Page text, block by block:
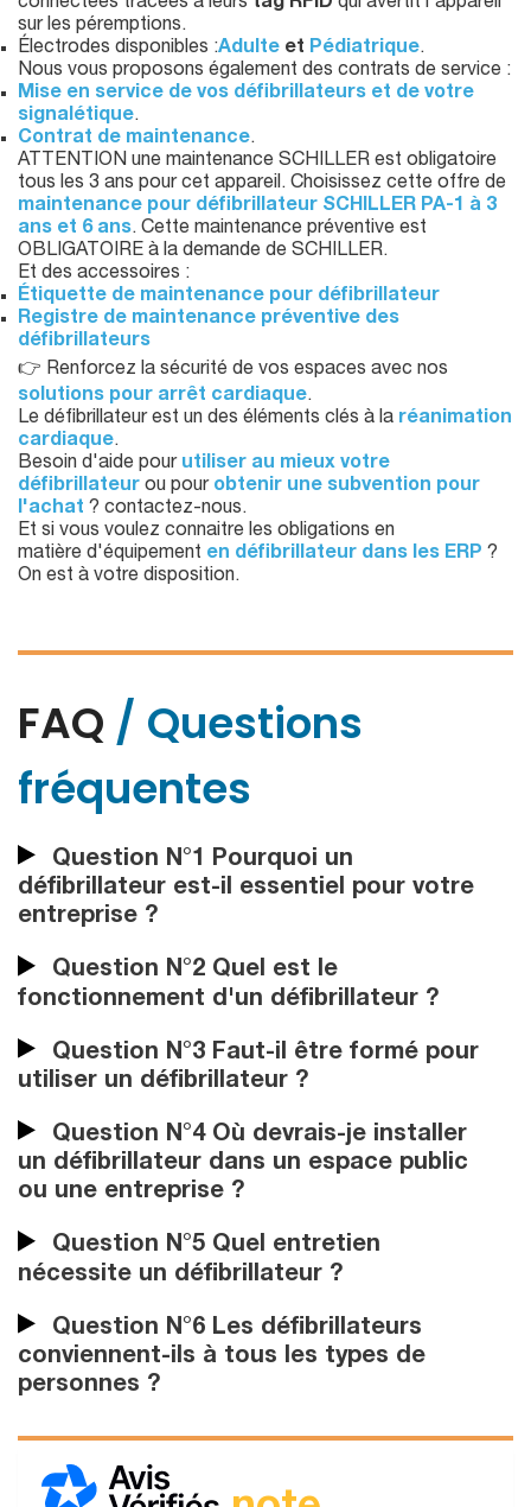
sur les péremptions.
Électrodes disponibles :Adulte et Pédiatrique.
Nous vous proposons également des contrats de service :
Mise en service de vos défibrillateurs et de votre
signalétique.
Contrat de maintenance.
ATTENTION une maintenance SCHILLER est obligatoire
tous les 3 ans pour cet appareil. Choisissez cette offre de
maintenance pour défibrillateur SCHILLER PA-1 à 3
ans et 6 ans. Cette maintenance préventive est
OBLIGATOIRE à la demande de SCHILLER.
Et des accessoires :
Étiquette de maintenance pour défibrillateur
Registre de maintenance préventive des
défibrillateurs
👉 Renforcez la sécurité de vos espaces avec nos
solutions pour arrêt cardiaque.
Le défibrillateur est un des éléments clés à la réanimation
cardiaque.
Besoin d'aide pour utiliser au mieux votre
défibrillateur ou pour obtenir une subvention pour
l'achat ? contactez-nous.
Et si vous voulez connaitre les obligations en
matière d'équipement en défibrillateur dans les ERP ?
On est à votre disposition.
FAQ / Questions
fréquentes
Question N°1 Pourquoi un
défibrillateur est-il essentiel pour votre
entreprise ?
Question N°2 Quel est le
fonctionnement d'un défibrillateur ?
Question N°3 Faut-il être formé pour
utiliser un défibrillateur ?
Question N°4 Où devrais-je installer
un défibrillateur dans un espace public
ou une entreprise ?
Question N°5 Quel entretien
nécessite un défibrillateur ?
Question N°6 Les défibrillateurs
conviennent-ils à tous les types de
personnes ?